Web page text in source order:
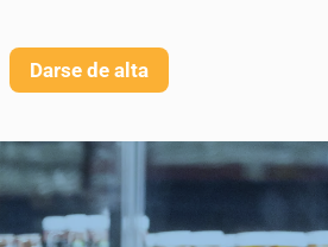
Darse de alta